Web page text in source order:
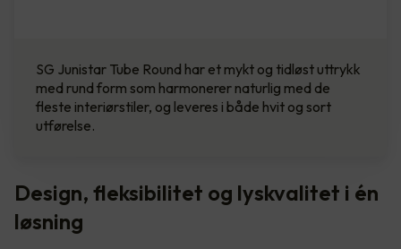
SG Junistar Tube Round har et mykt og tidløst uttrykk
med rund form som harmonerer naturlig med de
fleste interiørstiler, og leveres i både hvit og sort
utførelse.
Design, fleksibilitet og lyskvalitet i én
løsning